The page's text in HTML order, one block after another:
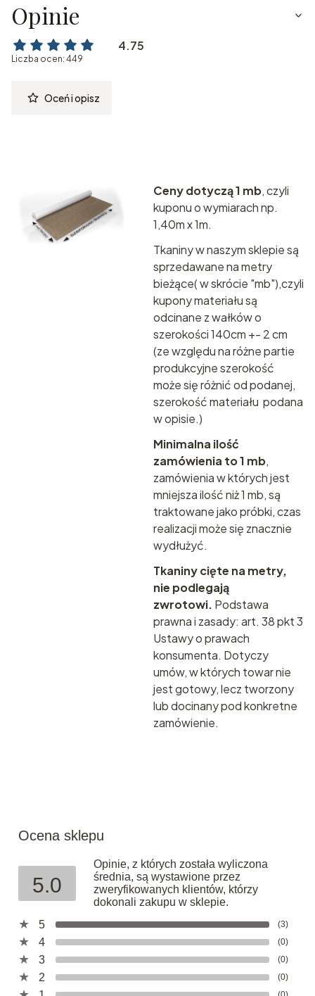
Opinie
4.75
Liczba ocen: 449
Oceń i opisz
Ceny dotyczą 1 mb, czyli
kuponu o wymiarach np.
1,40m x 1m.
Tkaniny w naszym sklepie są
sprzedawane na metry
bieżące( w skrócie "mb"),czyli
kupony materiału są
odcinane z wałków o
szerokości 140cm +- 2 cm
(ze względu na różne partie
produkcyjne szerokość
może się różnić od podanej,
szerokość materiału podana
w opisie.)
Minimalna ilość
zamówienia to 1 mb,
zamówienia w których jest
mniejsza ilość niż 1 mb, są
traktowane jako próbki, czas
realizacji może się znacznie
wydłużyć.
Tkaniny cięte na metry,
nie podlegają
zwrotowi. Podstawa
prawna i zasady: art. 38 pkt 3
Ustawy o prawach
konsumenta. Dotyczy
umów, w których towar nie
jest gotowy, lecz tworzony
lub docinany pod konkretne
zamówienie.
Ocena sklepu
5.0
Opinie, z których została wyliczona
średnia, są wystawione przez
zweryfikowanych klientów, którzy
dokonali zakupu w sklepie.
5
(3)
4 (0)
3 (0)
2 (0)